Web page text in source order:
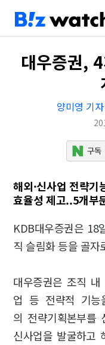
대우증권,
양미영 기자
해외·신사업 전략
효율성 제고..5개부
KDB대우증권은 18
직 슬림화 등을 골자
대우증권은 조직 내
업 등 전략적 기능
의 전략기획본부를
신사업을 발굴하고